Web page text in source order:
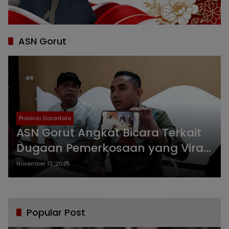
ASN Gorut
Provinsi Gorontalo
ASN Gorut Angkat Bicara Terkait
Dugaan Pemerkosaan yang Viral
di Medsos
November 13, 2025
Popular Post